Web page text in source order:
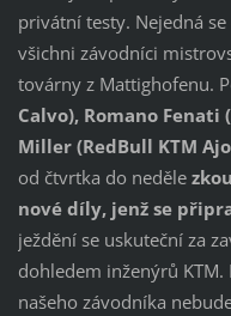
privátní testy. Nejedná
všichni závodníci
továrny z Mattighofenu.
Calvo), Romano Fenati
Miller (RedBull KTM
od čtvrtka do neděle
nové díly, jenž se
ježdění se uskuteční za
dohledem inženýrů
našeho závodníka